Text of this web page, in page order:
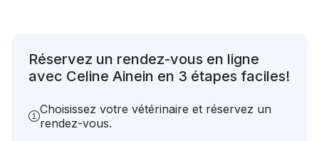
Réservez un rendez-vous en ligne
avec Celine Ainein en 3 étapes faciles!
Choisissez votre vétérinaire et réservez un
rendez-vous.